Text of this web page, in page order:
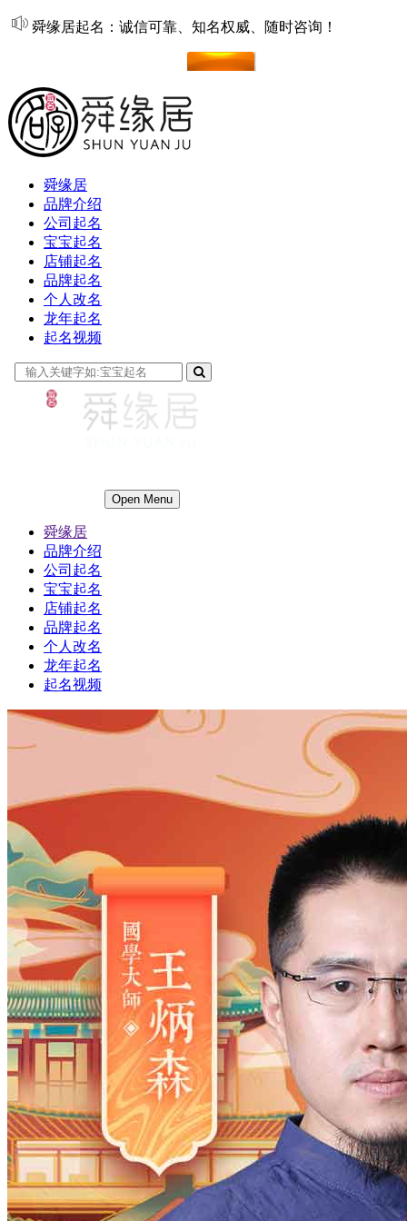
舜缘居起名：诚信可靠、知名权威、随时咨询！
舜缘居
品牌介绍
公司起名
宝宝起名
店铺起名
品牌起名
个人改名
龙年起名
起名视频
Open Menu
舜缘居
品牌介绍
公司起名
宝宝起名
店铺起名
品牌起名
个人改名
龙年起名
起名视频